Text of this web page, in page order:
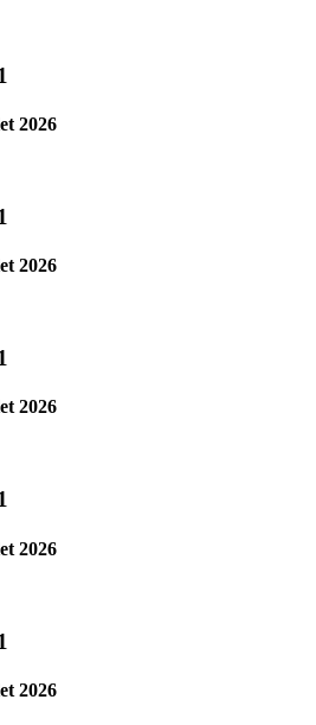
2026
2026
2026
2026
2026